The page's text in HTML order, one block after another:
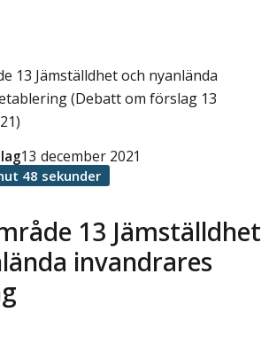
13 Jämställdhet och nyanlända
(Debatt om förslag 13
13 Jämställdhet
invandrares
13 december 2021
48 sekunder